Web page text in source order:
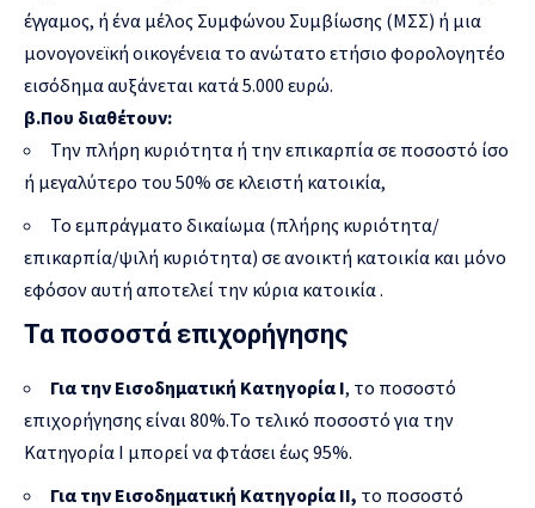
έγγαμος, ή ένα μέλος Συμφώνου Συμβίωσης (ΜΣΣ) ή μια
μονογονεϊκή οικογένεια το ανώτατο ετήσιο φορολογητέο
εισόδημα αυξάνεται κατά 5.000 ευρώ.
β.Που διαθέτουν:
Την πλήρη κυριότητα ή την επικαρπία σε ποσοστό ίσο
ή μεγαλύτερο του 50% σε κλειστή κατοικία,
Το εμπράγματο δικαίωμα (πλήρης κυριότητα/
επικαρπία/ψιλή κυριότητα) σε ανοικτή κατοικία και μόνο
εφόσον αυτή αποτελεί την κύρια κατοικία .
Τα ποσοστά επιχορήγησης
Για την Εισοδηματική Κατηγορία Ι, το ποσοστό
επιχορήγησης είναι 80%.Το τελικό ποσοστό για την
Κατηγορία Ι μπορεί να φτάσει έως 95%.
Για την Εισοδηματική Κατηγορία ΙΙ, το ποσοστό